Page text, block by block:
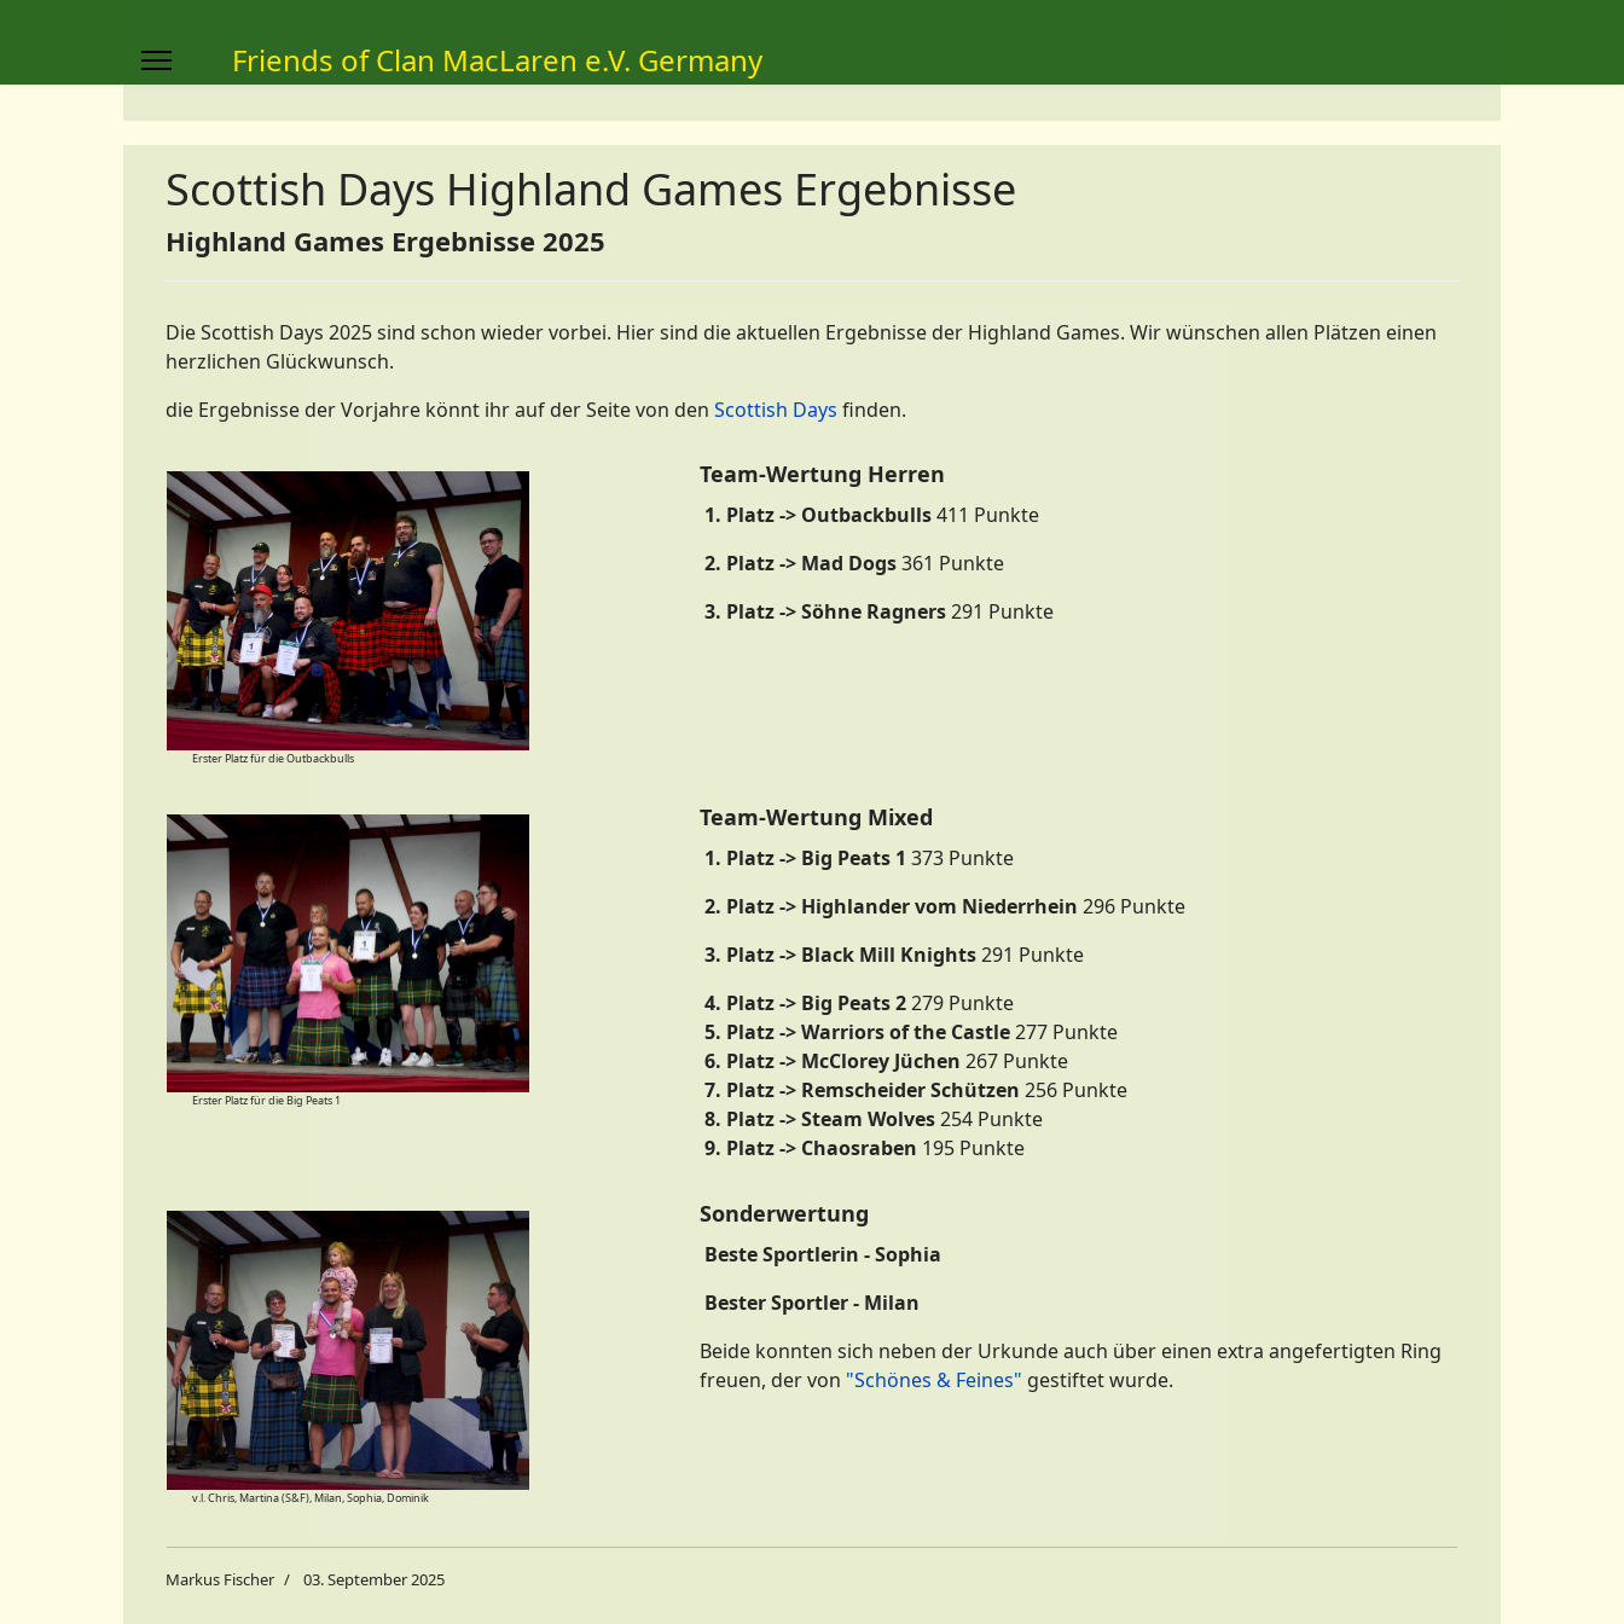
Friends of Clan MacLaren e.V. Germany
Scottish Days Highland Games Ergebnisse
Highland Games Ergebnisse 2025
Die Scottish Days 2025 sind schon wieder vorbei. Hier sind die aktuellen Ergebnisse der Highland Games. Wir wünschen allen Plätzen einen
herzlichen Glückwunsch.
die Ergebnisse der Vorjahre könnt ihr auf der Seite von den Scottish Days finden.
Erster Platz für die Outbackbulls
Team-Wertung Herren
1. Platz -> Outbackbulls411 Punkte
2. Platz -> Mad Dogs361 Punkte
3. Platz -> Söhne Ragners291 Punkte
Erster Platz für die Big Peats 1
Team-Wertung Mixed
1. Platz -> Big Peats 1 373 Punkte
2. Platz -> Highlander vom Niederrhein 296 Punkte
3. Platz -> Black Mill Knights291 Punkte
4. Platz -> Big Peats 2279 Punkte
5. Platz -> Warriors of the Castle277 Punkte
6. Platz -> McClorey Jüchen 267 Punkte
7. Platz -> Remscheider Schützen 256 Punkte
8. Platz -> Steam Wolves254 Punkte
9. Platz -> Chaosraben 195 Punkte
v.l. Chris, Martina (S&F), Milan, Sophia, Dominik
Sonderwertung
Beste Sportlerin - Sophia
Bester Sportler - Milan
Beide konnten sich neben der Urkunde auch über einen extra angefertigten Ring
freuen, der von "Schönes & Feines" gestiftet wurde.
Markus Fischer 03. September 2025